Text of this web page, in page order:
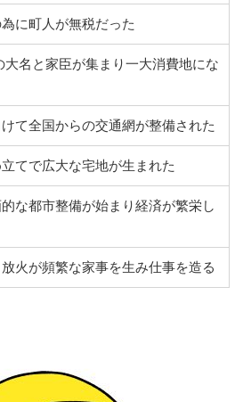
に町人が無税だった
大名と家臣が集まり一大消費地にな
て全国からの交通網が整備された
てで広大な宅地が生まれた
な都市整備が始まり経済が繁栄し
火が頻繁な家事を生み仕事を造る